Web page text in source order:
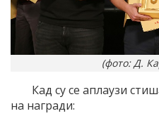
(фото: Д.
Кад су се аплаузи
на награди: